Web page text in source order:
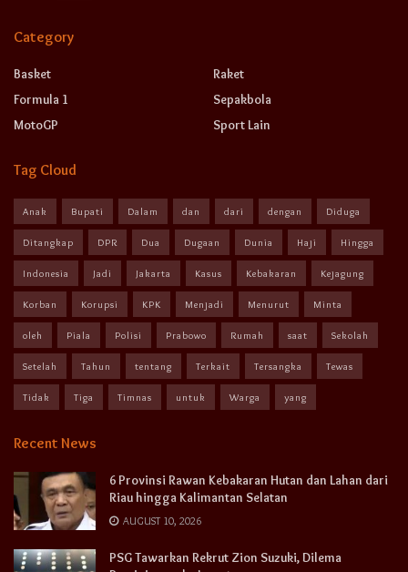
Category
Basket
Formula 1
MotoGP
Raket
Sepakbola
Sport Lain
Tag Cloud
Anak Bupati Dalam dan dari dengan Diduga
Ditangkap DPR Dua Dugaan Dunia Haji Hingga
Indonesia Jadi Jakarta Kasus Kebakaran Kejagung
Korban Korupsi KPK Menjadi Menurut Minta
oleh Piala Polisi Prabowo Rumah saat Sekolah
Setelah Tahun tentang Terkait Tersangka Tewas
Tidak Tiga Timnas untuk Warga yang
Recent News
6 Provinsi Rawan Kebakaran Hutan dan Lahan dari
Riau hingga Kalimantan Selatan
AUGUST 10, 2026
PSG Tawarkan Rekrut Zion Suzuki, Dilema